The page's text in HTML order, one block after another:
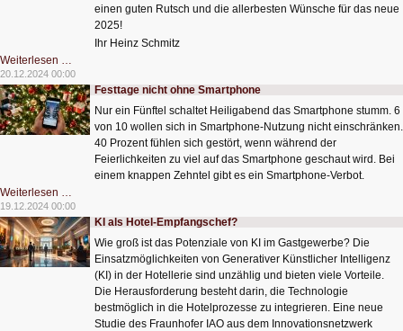
einen guten Rutsch und die allerbesten Wünsche für das neue
2025!
Ihr Heinz Schmitz
Weiterlesen …
Festtage
20.12.2024 00:00
Festtage nicht ohne Smartphone
Nur ein Fünftel schaltet Heiligabend das Smartphone stumm. 6
von 10 wollen sich in Smartphone-Nutzung nicht einschränken.
40 Prozent fühlen sich gestört, wenn während der
Feierlichkeiten zu viel auf das Smartphone geschaut wird. Bei
einem knappen Zehntel gibt es ein Smartphone-Verbot.
Weiterlesen …
nicht
ohne
Smartphone
19.12.2024 00:00
KI als Hotel-Empfangschef?
Wie groß ist das Potenziale von KI im Gastgewerbe? Die
Einsatzmöglichkeiten von Generativer Künstlicher Intelligenz
(KI) in der Hotellerie sind unzählig und bieten viele Vorteile.
Die Herausforderung besteht darin, die Technologie
bestmöglich in die Hotelprozesse zu integrieren. Eine neue
Studie des Fraunhofer IAO aus dem Innovationsnetzwerk